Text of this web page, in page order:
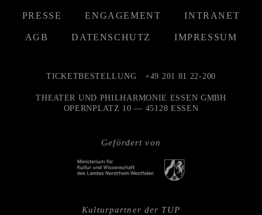
PRESSE ENGAGEMENT INTRANET
AGB DATENSCHUTZ IMPRESSUM
Gefördert von
TICKETBESTELLUNG +49 201 81 22-200
THEATER UND PHILHARMONIE ESSEN GMBH
OPERNPLATZ 10 — 45128 ESSEN
Kulturpartner der TUP